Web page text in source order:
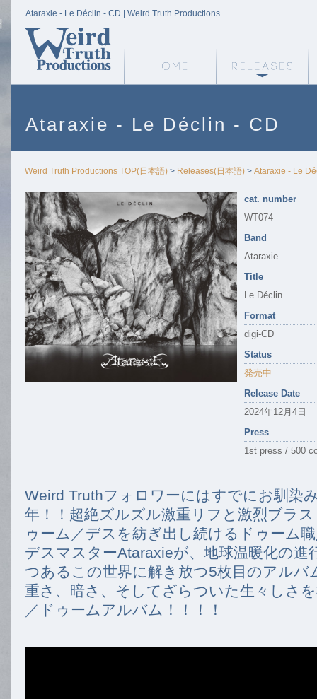
Ataraxie - Le Déclin - CD | Weird Truth Productions
Ataraxie - Le Déclin - CD
Weird Truth Productions TOP(日本語) > Releases(日本語) > Ataraxie - Le
cat. number
WT074
Band
Ataraxie
Title
Le Déclin
Format
digi-CD
Status
発売中
Release Date
2024年12月4日
Press
1st press / 500
Weird Truthフォロワーにはすでにお馴染
年！！超絶ズルズル激重リフと激烈ブラ
ゥーム／デスを紡ぎ出し続けるドゥーム
デスマスターAtaraxieが、地球温暖化の進
つあるこの世界に解き放つ5枚目のアルバ
重さ、暗さ、そしてざらついた生々しさ
／ドゥームアルバム！！！！